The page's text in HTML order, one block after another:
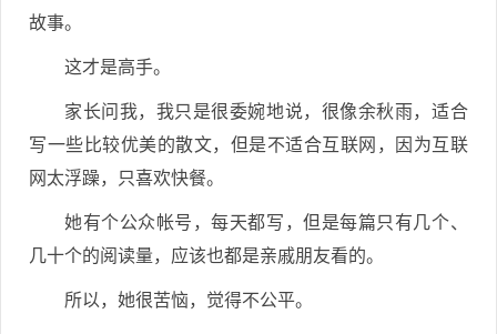
故事。
这才是高手。
家长问我，我只是很委婉地说，很像余秋雨，适合
写一些比较优美的散文，但是不适合互联网，因为互联
网太浮躁，只喜欢快餐。
她有个公众帐号，每天都写，但是每篇只有几个、
几十个的阅读量，应该也都是亲戚朋友看的。
所以，她很苦恼，觉得不公平。